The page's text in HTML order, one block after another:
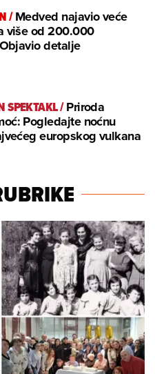
/Medved najavio veće
više od 200.000
detalje
SPEKTAKL/Priroda
Pogledajte noćnu
europskog vulkana